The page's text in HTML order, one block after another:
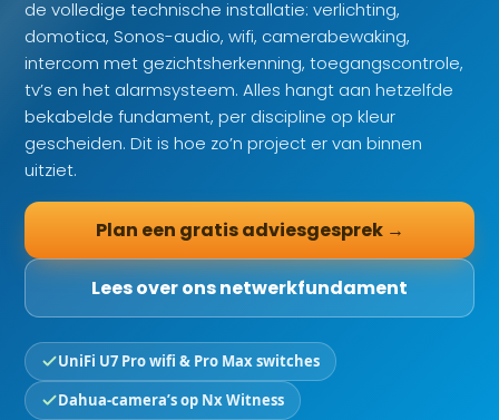
de volledige technische installatie: verlichting,
domotica, Sonos-audio, wifi, camerabewaking,
intercom met gezichtsherkenning, toegangscontrole,
tv’s en het alarmsysteem. Alles hangt aan hetzelfde
bekabelde fundament, per discipline op kleur
gescheiden. Dit is hoe zo’n project er van binnen
uitziet.
Plan een gratis adviesgesprek →
Lees over ons netwerkfundament
UniFi U7 Pro wifi & Pro Max switches
Dahua-camera’s op Nx Witness